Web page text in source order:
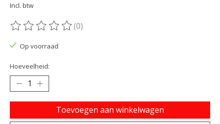
Incl. btw
De beoordeling van dit product is
(0)
Op voorraad
Hoeveelheid:
Toevoegen aan winkelwagen